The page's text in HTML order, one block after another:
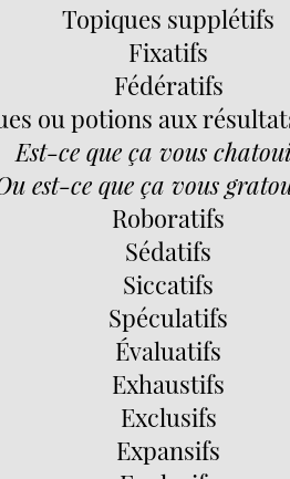
Topiques supplétifs
Fixatifs
Fédératifs
ou potions aux
Est-ce que ça vous
est-ce que ça vous
Roboratifs
Sédatifs
Siccatifs
Spéculatifs
Évaluatifs
Exhaustifs
Exclusifs
Expansifs